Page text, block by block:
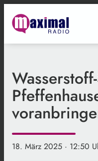
18. März 2025 · 12:50